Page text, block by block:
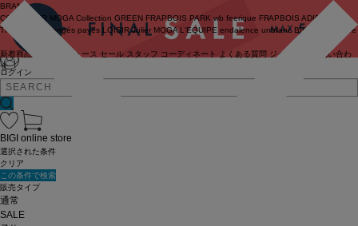
ログイン
BRAND
COUTURIER MOGA Collection GREEN FRAPBOIS PARK wb feerique FRAPBOIS ADIEU
TRISTESSE
congés payés LOISIR Julier MOGA L'EQUIPE endalence unbilanc BIGI online store
新着商品 ニュース セール スタッフ コーディネート よくある質問 ジャーナル
お問い合わ
せ
BIGI online store
選択された条件
クリア
この条件で検索
販売タイプ
通常
SALE